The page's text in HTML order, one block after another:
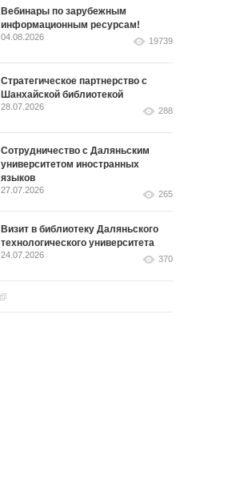
Вебинары по зарубежным
информационным ресурсам!
04.08.2026 19739
Стратегическое партнерство с
Шанхайской библиотекой
28.07.2026 288
Сотрудничество с Даляньским
университетом иностранных
языков
27.07.2026 265
Визит в библиотеку Даляньского
технологического университета
24.07.2026 370